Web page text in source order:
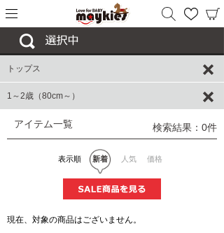
トップス
1～2歳（80cm～）
アイテム一覧 検索結果：0件
表示順 新着 人気 価格
現在、対象の商品はございません。